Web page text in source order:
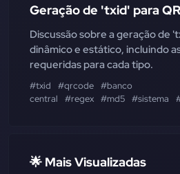
Geração de 'txid' para
Discussão sobre a geração de
dinâmico e estático, incluindo
requeridas para cada tipo.
#txid #qrcode #banco
central
#regex #md5 #sistema
🌟 Mais Visualizadas